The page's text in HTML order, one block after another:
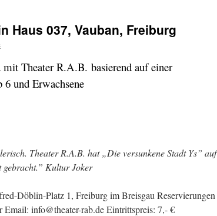
Haus 037, Vauban, Freiburg
Theater R.A.B. basierend auf einer
und Erwachsene
Theater R.A.B. hat „Die versunkene Stadt Ys” auf
gebracht.” Kultur Joker
Döblin-Platz 1, Freiburg im Breisgau Reservierungen
info@theater-rab.de Eintrittspreis: 7,- €